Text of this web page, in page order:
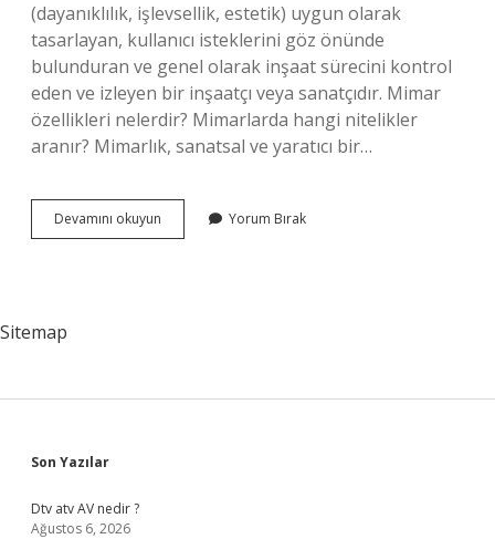
(dayanıklılık, işlevsellik, estetik) uygun olarak
tasarlayan, kullanıcı isteklerini göz önünde
bulunduran ve genel olarak inşaat sürecini kontrol
eden ve izleyen bir inşaatçı veya sanatçıdır. Mimar
özellikleri nelerdir? Mimarlarda hangi nitelikler
aranır? Mimarlık, sanatsal ve yaratıcı bir…
Devamını okuyun
Mimar
Yorum Bırak
Sitemap
Sidebar
Son Yazılar
Dtv atv AV nedir ?
Ağustos 6, 2026